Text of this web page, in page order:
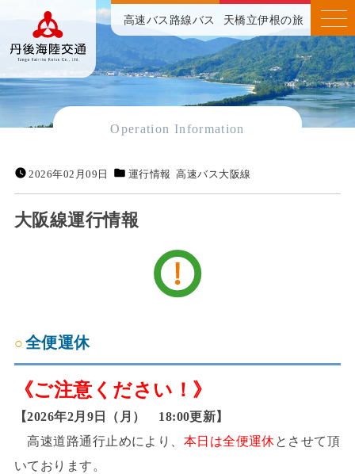
高速バス 路線バス 天橋立伊根の旅
Operation Information
2026年02月09日 運行情報 高速バス大阪線
大阪線運行情報
全便運休
《ご注意ください！》
【2026年2月9日（月） 18:00更新】
高速道路通行止めにより、 本日は全便運休とさせて頂
いております。